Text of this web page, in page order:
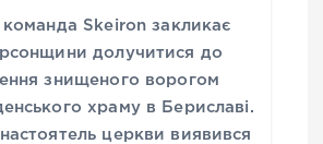
команда Skeiron закликає
долучитися до
знищеного ворогом
храму в Бериславі.
церкви виявився